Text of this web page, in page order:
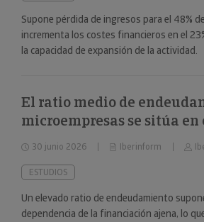
Supone pérdida de ingresos para el 48%
incrementa los costes financieros en el
la capacidad de expansión de la actividad.
El ratio medio de
microempresas se sitúa en
30 junio 2026 Iberinform
ESTUDIOS
Un elevado ratio de endeudamiento
dependencia de la financiación ajena, lo